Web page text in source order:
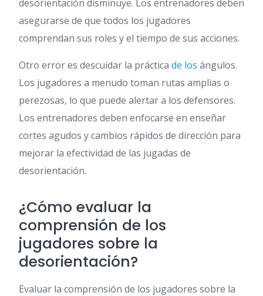
desorientación disminuye. Los entrenadores deben
asegurarse de que todos los jugadores
comprendan sus roles y el tiempo de sus acciones.
Otro error es descuidar la práctica de los ángulos.
Los jugadores a menudo toman rutas amplias o
perezosas, lo que puede alertar a los defensores.
Los entrenadores deben enfocarse en enseñar
cortes agudos y cambios rápidos de dirección para
mejorar la efectividad de las jugadas de
desorientación.
¿Cómo evaluar la
comprensión de los
jugadores sobre la
desorientación?
Evaluar la comprensión de los jugadores sobre la